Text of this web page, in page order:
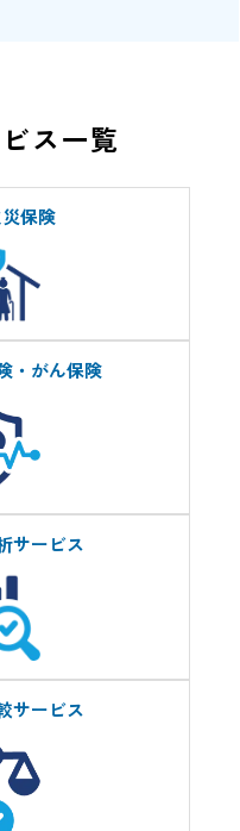
ス一覧
保険
・がん保険
サービス
サービス